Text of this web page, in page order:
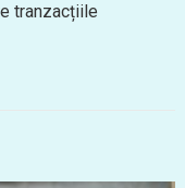
tranzacțiile